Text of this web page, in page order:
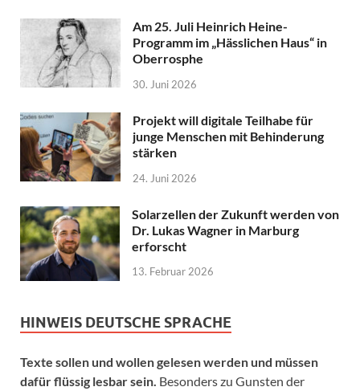
Am 25. Juli Heinrich Heine-
Programm im „Hässlichen Haus“ in
Oberrosphe
30. Juni 2026
Projekt will digitale Teilhabe für
junge Menschen mit Behinderung
stärken
24. Juni 2026
Solarzellen der Zukunft werden von
Dr. Lukas Wagner in Marburg
erforscht
13. Februar 2026
HINWEIS DEUTSCHE SPRACHE
Texte sollen und wollen gelesen werden und müssen
dafür flüssig lesbar sein. Besonders zu Gunsten der